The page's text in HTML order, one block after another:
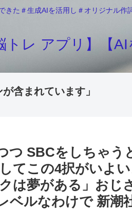
きた＃生成AIを活用し＃オリジナル
トレ アプリ】【
含まれています」
つ SBCをしちゃう
てこの4択がいよ
は夢がある」おじ
ベルなわけで 新潮